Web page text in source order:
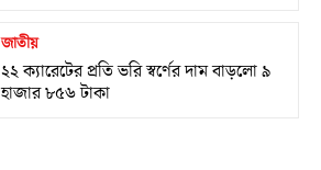
জাতীয়
২২ ক্যারেটের প্রতি ভরি স্বর্ণের দাম বাড়লো ৯
হাজার ৮৫৬ টাকা